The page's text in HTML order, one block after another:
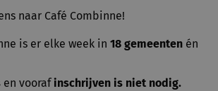
naar Café Combinne!
is er elke week in 18 gemeenten én
en voorafinschrijven is niet nodig.